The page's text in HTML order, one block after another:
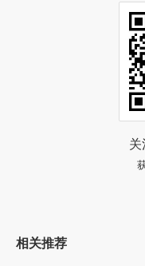
关
相关推荐